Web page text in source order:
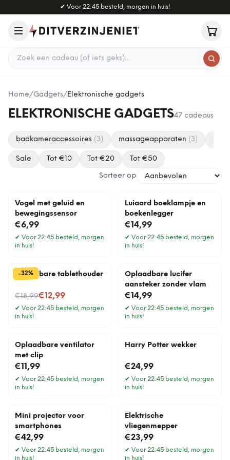
Naar hoofdinhoud
✔ Voor 22:45 besteld, morgen in huis!
Zoek een cadeau
Home/Gadgets/Elektronische gadgets
ELEKTRONISCHE GADGETS47 cadeaus
badkameraccessoires ( 3 ) massageapparaten ( 3 )
Sale Tot €10 Tot €20 Tot €50
Sorteer op
Vogel met geluid en
bewegingssensor
€6,99
✔ Voor 22:45 besteld, morgen
in huis!
Luiaard boeklampje en
boekenlegger
€14,99
✔ Voor 22:45 besteld, morgen
in huis!
-32%
Verstelbare tablethouder
€18,99
Nu voor€12,99
✔ Voor 22:45 besteld, morgen
in huis!
Oplaadbare lucifer
aansteker zonder vlam
€14,99
✔ Voor 22:45 besteld, morgen
in huis!
Oplaadbare ventilator
met clip
€11,99
✔ Voor 22:45 besteld, morgen
in huis!
Harry Potter wekker
€24,99
✔ Voor 22:45 besteld, morgen
in huis!
Mini projector voor
smartphones
€42,99
✔ Voor 22:45 besteld, morgen
in huis!
Elektrische
vliegenmepper
€23,99
✔ Voor 22:45 besteld, morgen
in huis!